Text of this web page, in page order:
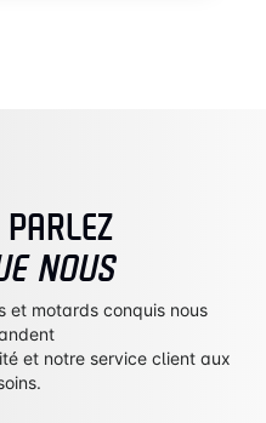
NOUS
et motards conquis nous
et notre service client aux